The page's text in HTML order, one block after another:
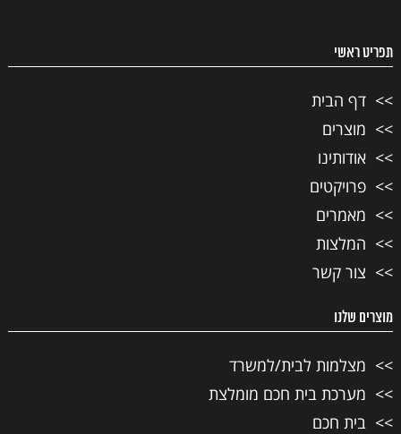
תפריט ראשי
דף הבית
מוצרים
אודותינו
פרויקטים
מאמרים
המלצות
צור קשר
מוצרים שלנו
מצלמות לבית/למשרד
מערכת בית חכם מומלצת
בית חכם